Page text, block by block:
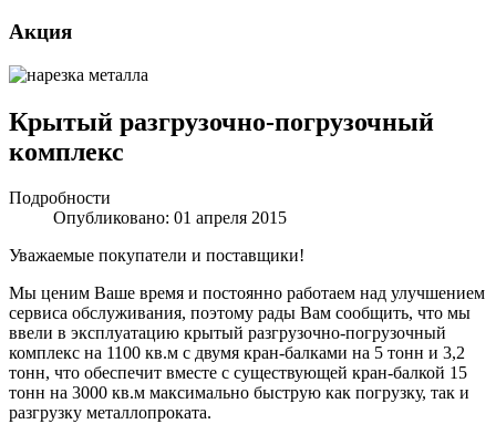
Акция
Крытый разгрузочно-погрузочный
комплекс
Подробности
Опубликовано: 01 апреля 2015
Уважаемые покупатели и поставщики!
Мы ценим Ваше время и постоянно работаем над улучшением
сервиса обслуживания, поэтому рады Вам сообщить, что мы
ввели в эксплуатацию крытый разгрузочно-погрузочный
комплекс на 1100 кв.м с двумя кран-балками на 5 тонн и 3,2
тонн, что обеспечит вместе с существующей кран-балкой 15
тонн на 3000 кв.м максимально быструю как погрузку, так и
разгрузку металлопроката.